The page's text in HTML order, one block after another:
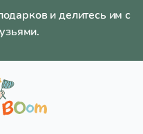
и делитесь им с